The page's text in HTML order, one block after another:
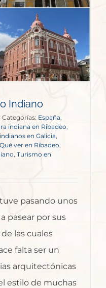
Indiano
Categorías: España,
indiana en Ribadeo
indianos en Galicia
Qué ver en Ribadeo,
Turismo en
pasando unos
pasear por sus
las cuales
falta ser un
arquitectónicas
estilo de muchas